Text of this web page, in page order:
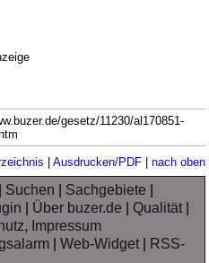
gesetz/11230/al170851-
| Ausdrucken/PDF| nach oben
Suchen Sachgebiete
Über buzer.de |Qualität|
Impressum
|Web-Widget|
RSS-